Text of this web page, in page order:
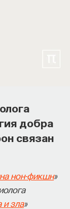
добра
связан
нон-фикшн»
и зла»